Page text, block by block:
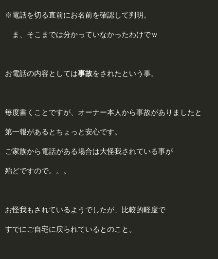
※電話を切る直前にお名前を確認して判明。
ま、そこまでは分かっていなかったわけでｗ
お電話の内容としては事故をされたという事。
毎度書くことですが、オーナー本人から事故がありましたと
第一報があるとちょっと安心です。
ご家族から電話がある場合は大怪我されている事が
殆どですので。。。
お怪我もされているようでしたが、比較的軽度で
すでにご自宅に戻られているとのこと。